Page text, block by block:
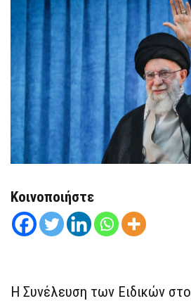
Κοινοποιήστε
Η Συνέλευση των Ειδικών στο